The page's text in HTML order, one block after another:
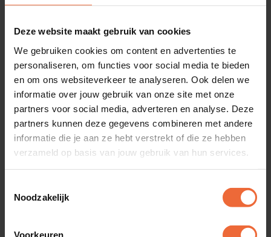
Deze website maakt gebruik van cookies
We gebruiken cookies om content en advertenties te
personaliseren, om functies voor social media te bieden
en om ons websiteverkeer te analyseren. Ook delen we
informatie over jouw gebruik van onze site met onze
partners voor social media, adverteren en analyse. Deze
partners kunnen deze gegevens combineren met andere
informatie die je aan ze hebt verstrekt of die ze hebben
verzameld op basis van jouw gebruik van hun services.
Noodzakelijk
Voorkeuren
horecazaak, níet andersom, en ontdek het verschil!